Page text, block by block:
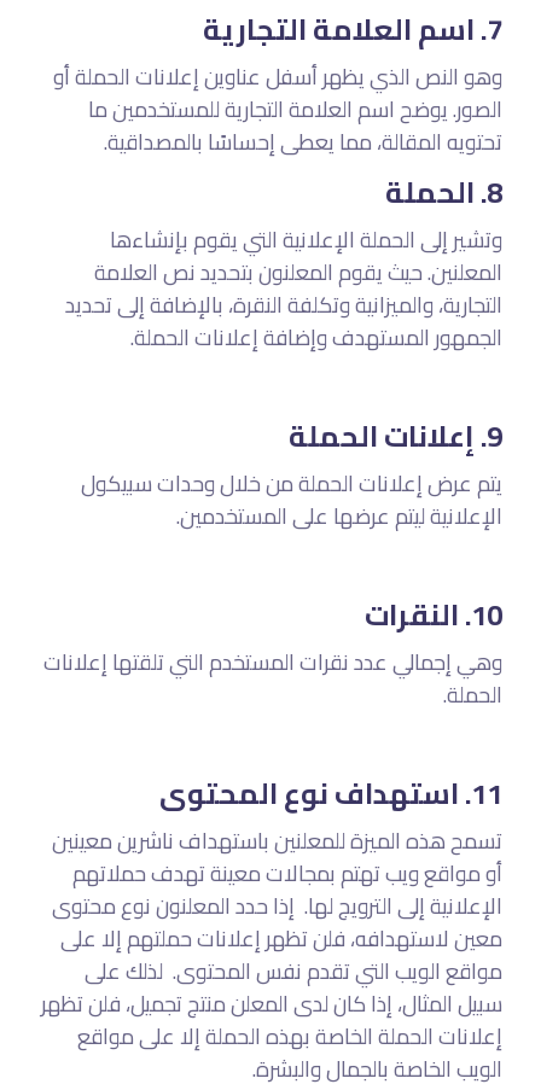
7. اسم العلامة التجارية
وهو النص الذي يظهر أسفل عناوين إعلانات الحملة أو
الصور. يوضح اسم العلامة التجارية للمستخدمين ما
تحتويه المقالة، مما يعطى إحساسًا بالمصداقية.
8. الحملة
وتشير إلى الحملة الإعلانية التي يقوم بإنشاءها
المعلنين. حيث يقوم المعلنون بتحديد نص العلامة
التجارية، والميزانية وتكلفة النقرة، بالإضافة إلى تحديد
الجمهور المستهدف وإضافة إعلانات الحملة.
9. إعلانات الحملة
يتم عرض إعلانات الحملة من خلال وحدات سبيكول
الإعلانية ليتم عرضها على المستخدمين.
10. النقرات
وهي إجمالي عدد نقرات المستخدم التي تلقتها إعلانات
الحملة.
11. استهداف نوع المحتوى
تسمح هذه الميزة للمعلنين باستهداف ناشرين معينين
أو مواقع ويب تهتم بمجالات معينة تهدف حملاتهم
الإعلانية إلى الترويج لها. إذا حدد المعلنون نوع محتوى
معين لاستهدافه، فلن تظهر إعلانات حملتهم إلا على
مواقع الويب التي تقدم نفس المحتوى. لذلك على
سبيل المثال، إذا كان لدى المعلن منتج تجميل، فلن تظهر
إعلانات الحملة الخاصة بهذه الحملة إلا على مواقع
الويب الخاصة بالجمال والبشرة.